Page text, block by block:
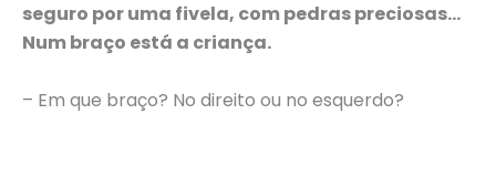
seguro por uma fivela, com pedras preciosas…
Num braço está a criança.
– Em que braço? No direito ou no esquerdo?